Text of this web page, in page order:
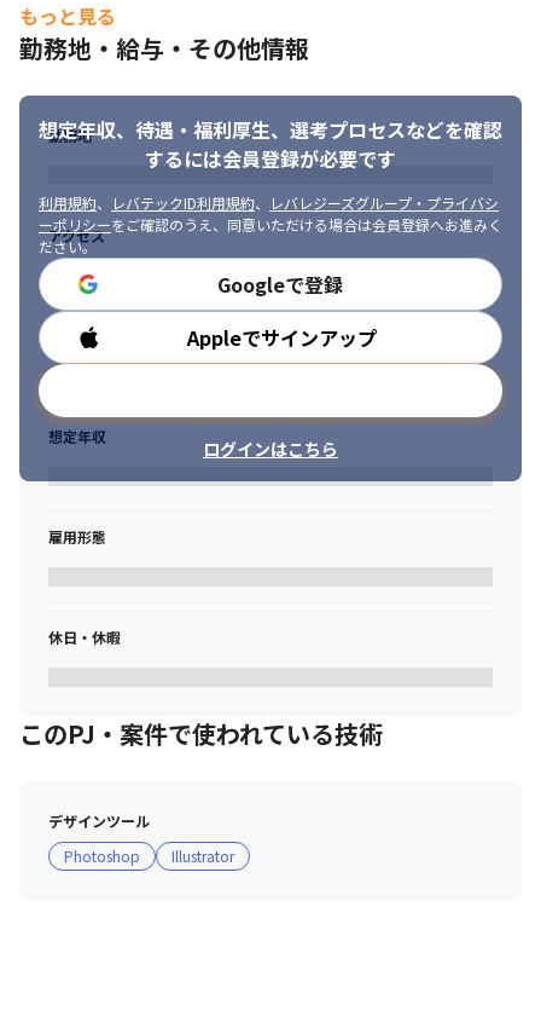
もっと見る
勤務地・給与・その他情報
想定年収、待遇・福利厚生、 選考プロセスなどを確認
するには会員登録が必要です
利用規約、 レバテックID利用規約、
レバレジーズグループ・プライバシ
ーポリシーをご確認のうえ、同意いただける場合は会員登録へお進みく
ださい。
Googleで登録
Appleでサインアップ
ログインはこちら
勤務地
アクセス
勤務時間
想定年収
雇用形態
休日・休暇
このPJ・案件で使われている技術
デザインツール
Photoshop
Illustrator